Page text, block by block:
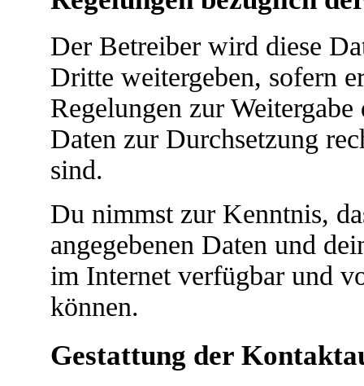
Der Betreiber wird diese
Dritte weitergeben, sofern
Regelungen zur
Daten zur Durchsetzung
sind.
Du nimmst zur Kenntnis,
angegebenen Daten und
im Internet verfügbar und
können.
Gestattung der